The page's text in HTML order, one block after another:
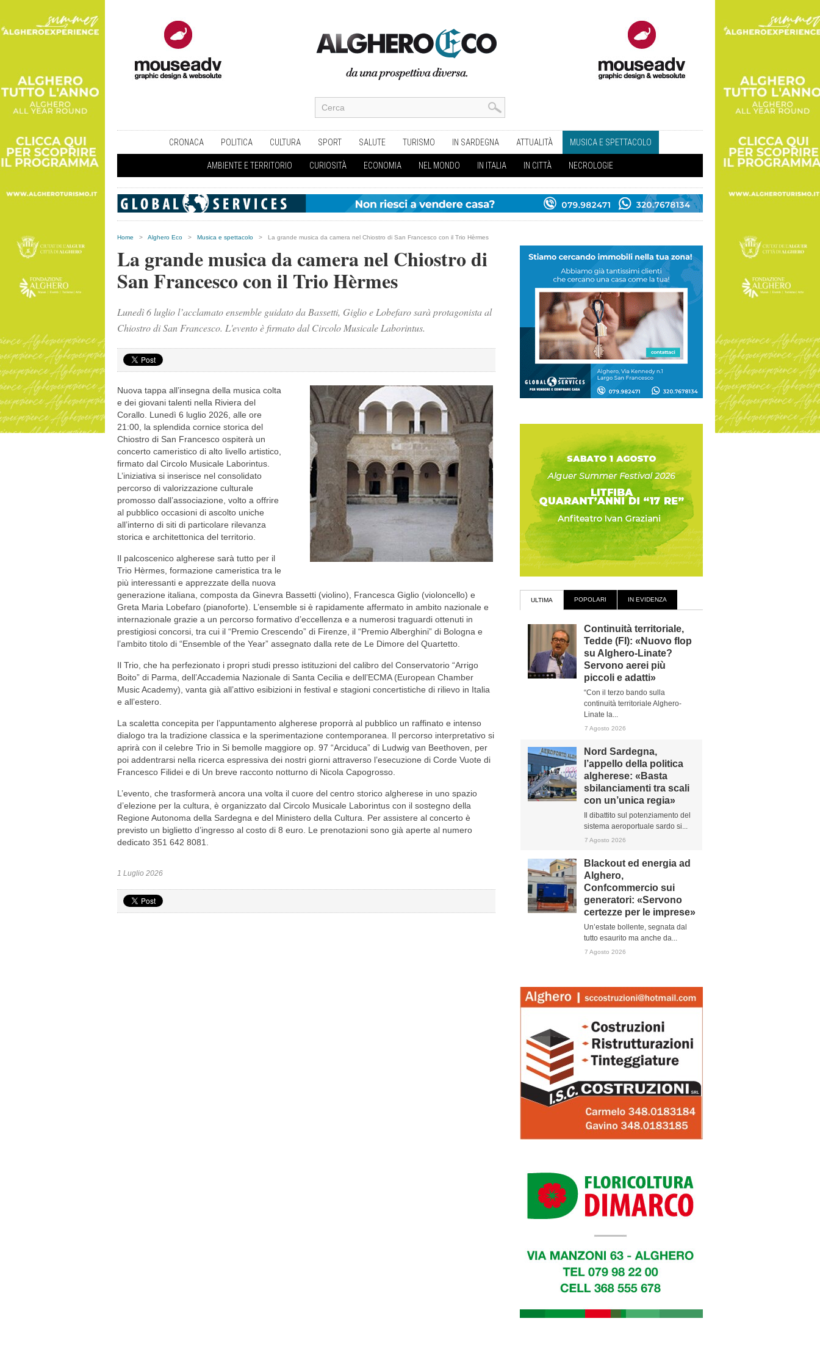
CRONACA POLITICA CULTURA SPORT SALUTE TURISMO IN SARDEGNA ATTUALITÀ MUSICA E SPETTACOLO
AMBIENTE E TERRITORIO CURIOSITÀ ECONOMIA NEL MONDO IN ITALIA IN CITTÀ NECROLOGIE
Home > Alghero Eco > Musica e spettacolo > La grande musica da camera nel Chiostro di San Francesco con il Trio Hèrmes
La grande musica da camera nel Chiostro di
San Francesco con il Trio Hèrmes
Lunedì 6 luglio l’acclamato ensemble guidato da Bassetti, Giglio e Lobefaro sarà protagonista al
Chiostro di San Francesco. L'evento è firmato dal Circolo Musicale Laborintus.
Nuova tappa all’insegna della musica colta
e dei giovani talenti nella Riviera del
Corallo. Lunedì 6 luglio 2026, alle ore
21:00, la splendida cornice storica del
Chiostro di San Francesco ospiterà un
concerto cameristico di alto livello artistico,
firmato dal Circolo Musicale Laborintus.
L’iniziativa si inserisce nel consolidato
percorso di valorizzazione culturale
promosso dall’associazione, volto a offrire
al pubblico occasioni di ascolto uniche
all’interno di siti di particolare rilevanza
storica e architettonica del territorio.
Il palcoscenico algherese sarà tutto per il
Trio Hèrmes, formazione cameristica tra le
più interessanti e apprezzate della nuova
generazione italiana, composta da Ginevra Bassetti (violino), Francesca Giglio (violoncello) e
Greta Maria Lobefaro (pianoforte). L’ensemble si è rapidamente affermato in ambito nazionale e
internazionale grazie a un percorso formativo d’eccellenza e a numerosi traguardi ottenuti in
prestigiosi concorsi, tra cui il “Premio Crescendo” di Firenze, il “Premio Alberghini” di Bologna e
l’ambito titolo di “Ensemble of the Year” assegnato dalla rete de Le Dimore del Quartetto.
Il Trio, che ha perfezionato i propri studi presso istituzioni del calibro del Conservatorio “Arrigo
Boito” di Parma, dell’Accademia Nazionale di Santa Cecilia e dell’ECMA (European Chamber
Music Academy), vanta già all’attivo esibizioni in festival e stagioni concertistiche di rilievo in Italia
e all’estero.
La scaletta concepita per l’appuntamento algherese proporrà al pubblico un raffinato e intenso
dialogo tra la tradizione classica e la sperimentazione contemporanea. Il percorso interpretativo si
aprirà con il celebre Trio in Si bemolle maggiore op. 97 “Arciduca” di Ludwig van Beethoven, per
poi addentrarsi nella ricerca espressiva dei nostri giorni attraverso l’esecuzione di Corde Vuote di
Francesco Filidei e di Un breve racconto notturno di Nicola Capogrosso.
L’evento, che trasformerà ancora una volta il cuore del centro storico algherese in uno spazio
d’elezione per la cultura, è organizzato dal Circolo Musicale Laborintus con il sostegno della
Regione Autonoma della Sardegna e del Ministero della Cultura. Per assistere al concerto è
previsto un biglietto d’ingresso al costo di 8 euro. Le prenotazioni sono già aperte al numero
dedicato 351 642 8081.
1 Luglio 2026
ULTIMA POPOLARI IN EVIDENZA
Continuità territoriale,
Tedde (FI): «Nuovo flop
su Alghero-Linate?
Servono aerei più
piccoli e adatti»
“Con il terzo bando sulla
continuità territoriale Alghero-
Linate la...
7 Agosto 2026
Nord Sardegna,
l’appello della politica
algherese: «Basta
sbilanciamenti tra scali
con un’unica regia»
Il dibattito sul potenziamento del
sistema aeroportuale sardo si...
7 Agosto 2026
Blackout ed energia ad
Alghero,
Confcommercio sui
generatori: «Servono
certezze per le imprese»
Un’estate bollente, segnata dal
tutto esaurito ma anche da...
7 Agosto 2026